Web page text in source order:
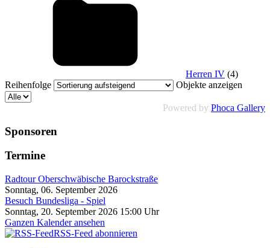
Herren IV (4)
Reihenfolge
Objekte anzeigen
Powered by Phoca Gallery
Sponsoren
Termine
Radtour Oberschwäbische Barockstraße
Sonntag, 06. September 2026
Besuch Bundesliga - Spiel
Sonntag, 20. September 2026 15:00 Uhr
Ganzen Kalender ansehen
RSS-Feed abonnieren